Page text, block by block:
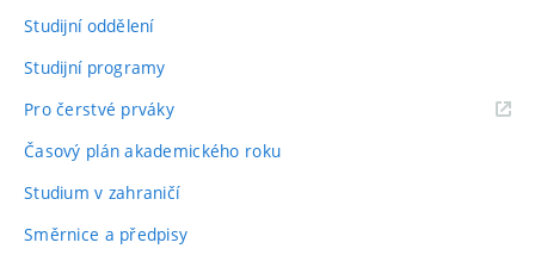
Studijní oddělení
Studijní programy
Pro čerstvé prváky
Časový plán akademického roku
Studium v zahraničí
Směrnice a předpisy